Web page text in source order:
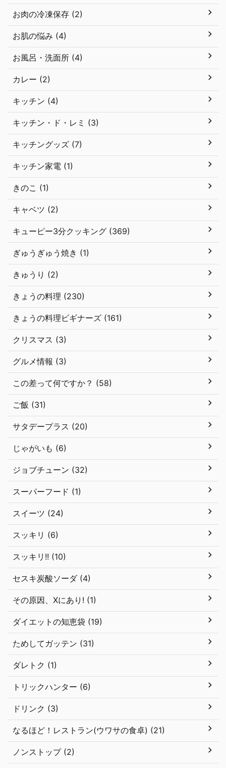
お肉の冷凍保存 (2)
お肌の悩み (4)
お風呂・洗面所 (4)
カレー (2)
キッチン (4)
キッチン・ド・レミ (3)
キッチングッズ (7)
キッチン家電 (1)
きのこ (1)
キャベツ (2)
キューピー3分クッキング (369)
ぎゅうぎゅう焼き (1)
きゅうり (2)
きょうの料理 (230)
きょうの料理ビギナーズ (161)
クリスマス (3)
グルメ情報 (3)
この差って何ですか？ (58)
ご飯 (31)
サタデープラス (20)
じゃがいも (6)
ジョブチューン (32)
スーパーフード (1)
スイーツ (24)
スッキリ (6)
スッキリ!! (10)
セスキ炭酸ソーダ (4)
その原因、Xにあり! (1)
ダイエットの知恵袋 (19)
ためしてガッテン (31)
ダレトク (1)
トリックハンター (6)
ドリンク (3)
なるほど！レストラン(ウワサの食卓) (21)
ノンストップ (2)